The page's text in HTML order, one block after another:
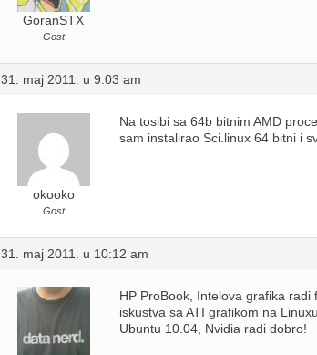
GoranSTX
Gost
31. maj 2011. u 9:03 am
okooko
Gost
Na tosibi sa 64b bitnim AMD
sam instalirao Sci.linux 64 bitni i
31. maj 2011. u 10:12 am
HP ProBook, Intelova grafika
iskustva sa ATI grafikom na
Ubuntu 10.04, Nvidia radi dobro!